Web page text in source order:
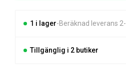
1 i lager Beräknad leverans
Tillgänglig i 2 butiker